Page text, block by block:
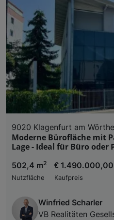
9020 Klagenfurt am
Moderne Bürofläche mit
Lage - Ideal für Büro oder
502,4 m2
Nutzfläche
€ 1.490.000,00
Kaufpreis
Winfried Scharler
VB Realitäten